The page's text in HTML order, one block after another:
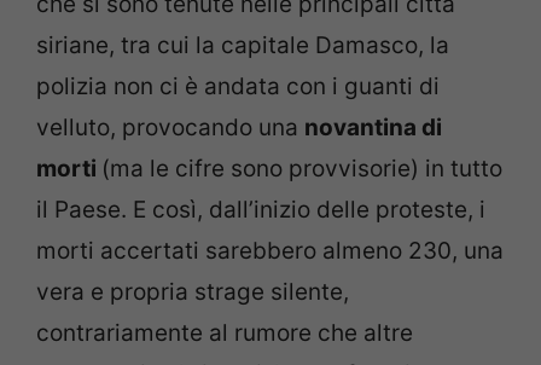
siriane, tra cui la capitale Damasco, la
polizia non ci è andata con i guanti di
velluto, provocando una novantina di
morti (ma le cifre sono provvisorie) in tutto
il Paese. E così, dall’inizio delle proteste, i
morti accertati sarebbero almeno 230, una
vera e propria strage silente,
contrariamente al rumore che altre